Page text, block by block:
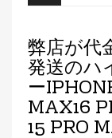
弊店が代
発送のハ
ー
MAX16
15 PRO